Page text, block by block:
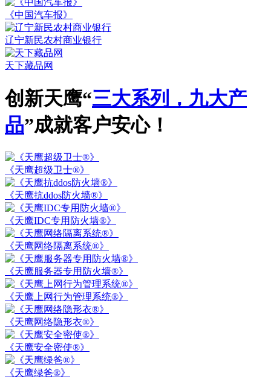
《中国汽车报》
辽宁新民农村商业银行
天下藏品网
创新天鹰“三大系列，九大产
品”成就客户安心！
《天鹰超级卫士®》
《天鹰抗ddos防火墙®》
《天鹰IDC专用防火墙®》
《天鹰网络隔离系统®》
《天鹰服务器专用防火墙®》
《天鹰上网行为管理系统®》
《天鹰网络隐形衣®》
《天鹰安全密使®》
《天鹰绿爸®》